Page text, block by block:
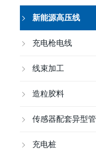
新能源高压线
充电枪电线
线束加工
造粒胶料
传感器配套异型管
充电桩